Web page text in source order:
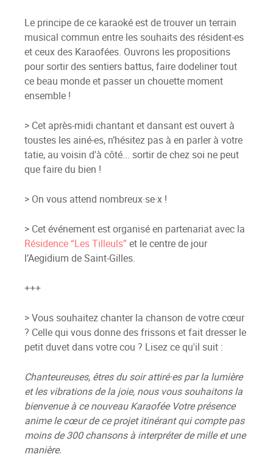
Le principe de ce karaoké est de trouver un terrain
musical commun entre les souhaits des résident-es
et ceux des Karaofées. Ouvrons les propositions
pour sortir des sentiers battus, faire dodeliner tout
ce beau monde et passer un chouette moment
ensemble !
> Cet après-midi chantant et dansant est ouvert à
toustes les ainé-es, n’hésitez pas à en parler à votre
tatie, au voisin d'à côté... sortir de chez soi ne peut
que faire du bien !
> On vous attend nombreux·se·x !
> Cet événement est organisé en partenariat avec la
Résidence “Les Tilleuls” et le centre de jour
l’Aegidium de Saint-Gilles.
+++
> Vous souhaitez chanter la chanson de votre cœur
? Celle qui vous donne des frissons et fait dresser le
petit duvet dans votre cou ? Lisez ce qu'il suit :
Chanteureuses, êtres du soir attiré·es par la lumière
et les vibrations de la joie, nous vous souhaitons la
bienvenue à ce nouveau Karaofée Votre présence
anime le cœur de ce projet itinérant qui compte pas
moins de 300 chansons à interpréter de mille et une
manière.